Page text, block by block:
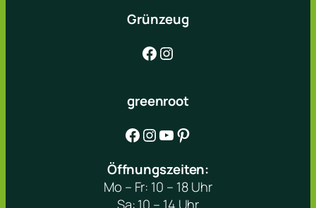
Grünzeug
Facebook Instagram
greenroot
Facebook Instagram YouTube Pinterest
Öffnungszeiten:
Mo – Fr: 10 – 18 Uhr
Sa: 10 – 14 Uhr